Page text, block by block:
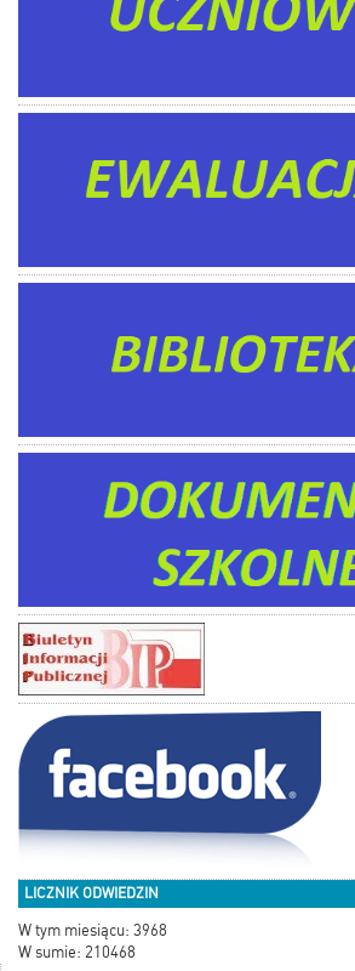
LICZNIK ODWIEDZIN
W tym miesiącu: 3968
W sumie: 210468